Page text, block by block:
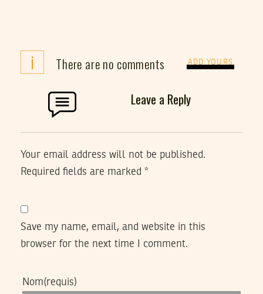
i There are no comments ADD YOURS
Leave a Reply
Your email address will not be published.
Required fields are marked *
Save my name, email, and website in this
browser for the next time I comment.
Nom(requis)